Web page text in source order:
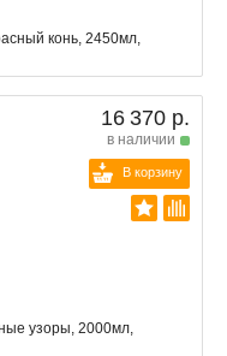
конь, 2450мл,
16 370 р.
в наличии
В корзину
узоры, 2000мл,